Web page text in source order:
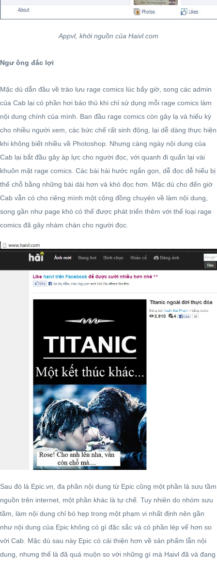
Appvl, khởi nguồn của Haivl.com
Ngư ông đắc lợi
Mặc dù dẫn đầu về trào lưu rage comics lúc bấy giờ, song các admin
của Cab lại có phần hơi bảo thủ khi chỉ sử dụng mỗi rage comics làm
nội dung chính của mình. Ban đầu rage comics còn gây lạ và hiếu kỳ
cho nhiều người xem, các bức chế rất sinh động, lại dễ dàng thực hiện
khi không biết nhiều về Photoshop. Nhưng càng ngày nội dung của
Cab lại bắt đầu gây áp lực cho người đọc, với quanh đi quẩn lại vài
khuôn mặt rage comics. Các bài hài hước ngắn gọn, dễ đọc dễ hiểu bị
thế chỗ bằng những bài dài hơn và khó đọc hơn. Mặc dù cho đến giờ
Cab vẫn có cho riêng mình một cộng đồng chuyên về làm nội dung,
song gần như page khó có thể được phát triển thêm với thể loại rage
comics đã gây nhàm chán cho người đọc.
Sau đó là Epic.vn, đa phần nội dung từ Epic cũng một phần là sưu tầm
nguồn trên internet, một phần khác là tự chế. Tuy nhiên do nhóm sưu
tầm, làm nội dung chỉ bó hẹp trong một phạm vi nhất định nên gần
như nội dung của Epic không có gì đặc sắc và có phần lép vế hơn so
với Cab. Mặc dù sau này Epic có cải thiện hơn về sản phẩm lẫn nội
dung, nhưng thế là đã quá muộn so với những gì mà Haivl đã và đang